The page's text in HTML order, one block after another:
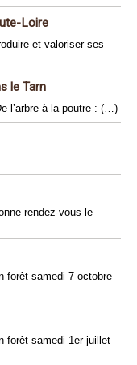
Loire
et valoriser ses
le Tarn
l’arbre à la poutre : (…)
rendez-vous le
forêt samedi 7 octobre
forêt samedi 1er juillet